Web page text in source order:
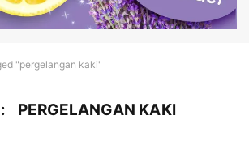
"pergelangan kaki"
PERGELANGAN KAKI